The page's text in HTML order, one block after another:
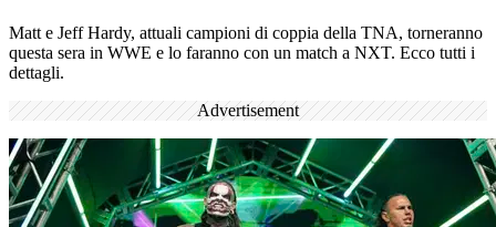
Matt e Jeff Hardy, attuali campioni di coppia della TNA, torneranno
questa sera in WWE e lo faranno con un match a NXT. Ecco tutti i
dettagli.
Advertisement